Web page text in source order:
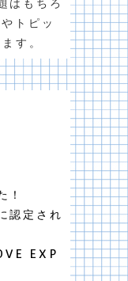
はもちろ
トピッ
す。
！
認定され
EXP